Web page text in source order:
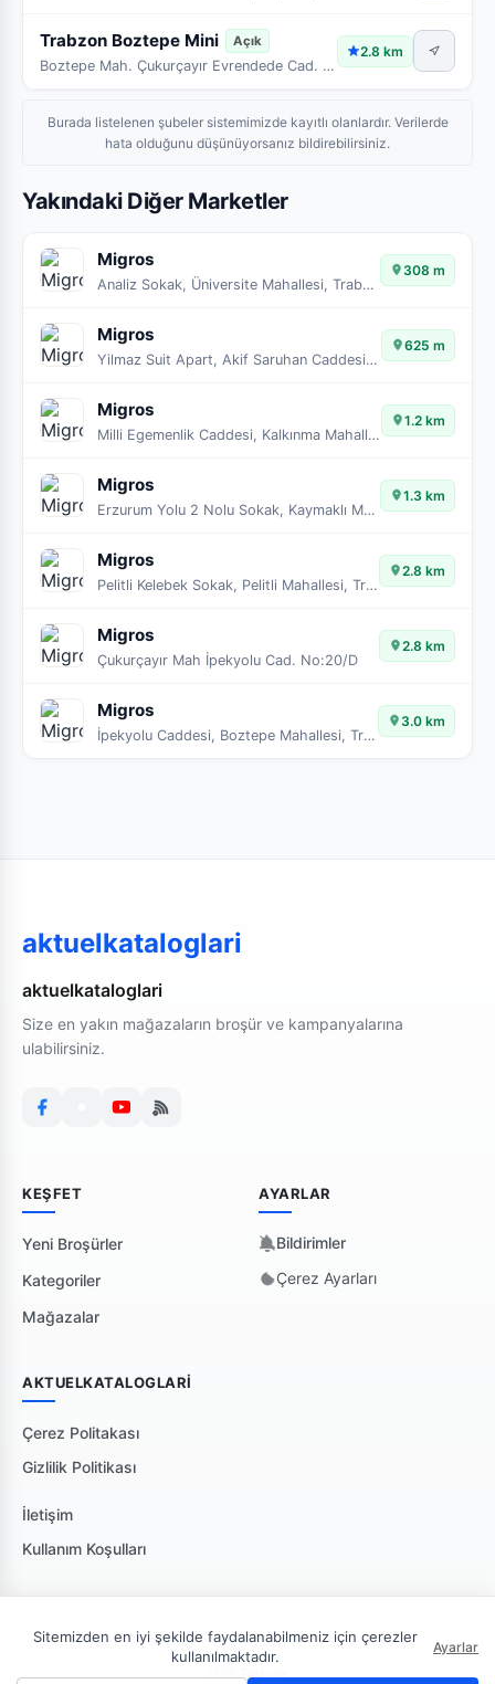
Trabzon Boztepe Mini Açık
Boztepe Mah. Çukurçayır Evrendede Cad. Dış Kapı:13A
2.8 km
Burada listelenen şubeler sistemimizde kayıtlı olanlardır. Verilerde
hata olduğunu düşünüyorsanız bildirebilirsiniz.
Yakındaki Diğer Marketler
Migros
Analiz Sokak, Üniversite Mahallesi, Trabzon, Ortahisar, Trabzon, Karadeniz Bölgesi, 61000, Türkiye
308 m
Migros
Yilmaz Suit Apart, Akif Saruhan Caddesi, Kalkınma Mahallesi, Trabzon, Ortahisar, Trabzon, Karadeniz Bölgesi, 61000, Türkiye
625 m
Migros
Milli Egemenlik Caddesi, Kalkınma Mahallesi, Trabzon, Ortahisar, Trabzon, Karadeniz Bölgesi, 61200, Türkiye
1.2 km
Migros
Erzurum Yolu 2 Nolu Sokak, Kaymaklı Mahallesi, Trabzon, Ortahisar, Trabzon, Karadeniz Bölgesi, 61200, Türkiye
1.3 km
Migros
Pelitli Kelebek Sokak, Pelitli Mahallesi, Trabzon, Ortahisar, Trabzon, Karadeniz Bölgesi, 61010, Türkiye
2.8 km
Migros
Çukurçayır Mah İpekyolu Cad. No:20/D
2.8 km
Migros
İpekyolu Caddesi, Boztepe Mahallesi, Trabzon, Ortahisar, Trabzon, Karadeniz Bölgesi, 61100, Türkiye
3.0 km
aktuelkataloglari
aktuelkataloglari
Size en yakın mağazaların broşür ve kampanyalarına
ulabilirsiniz.
KEŞFET
Yeni Broşürler
Kategoriler
Mağazalar
AYARLAR
Bildirimler
Çerez Ayarları
AKTUELKATALOGLARI
Çerez Politakası
Gizlilik Politikası
İletişim
Kullanım Koşulları
Sitemizden en iyi şekilde faydalanabilmeniz için çerezler
kullanılmaktadır.
Ayarlar